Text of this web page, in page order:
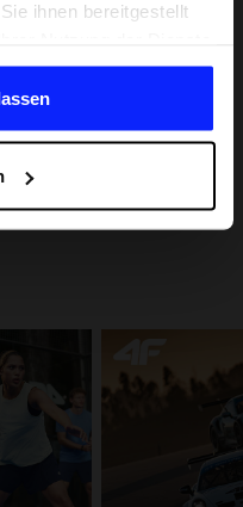
ihnen bereitgestellt
Grund auf